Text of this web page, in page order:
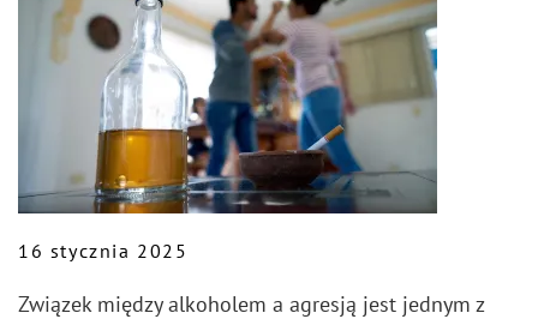
16 stycznia 2025
Związek między alkoholem a agresją jest jednym z